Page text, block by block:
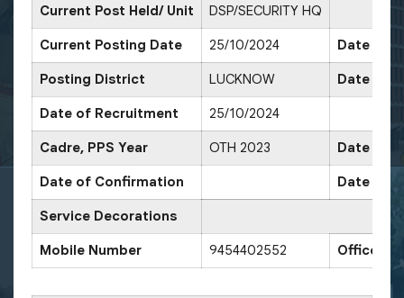
Current Post Held/ Unit DSP/SECURITY HQ
Current Posting Date 25/10/2024 Date of
Posting District LUCKNOW Date of
Date of Recruitment 25/10/2024
Cadre, PPS Year OTH 2023 Date of
Date of Confirmation Date of
Service Decorations
Mobile Number 9454402552 Office